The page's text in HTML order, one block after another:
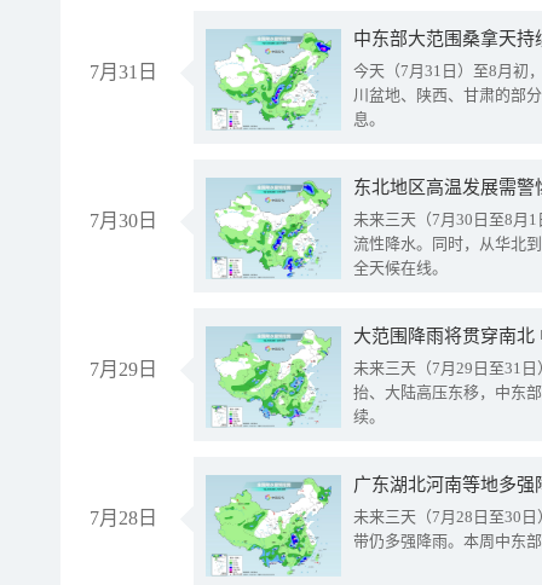
7月31日
中东部大范围桑拿天
今天（7月31日）至8月初
川盆地、陕西、甘肃的部
息。
7月30日
东北地区高温发展需
未来三天（7月30日至8月
流性降水。同时，从华北
全天候在线。
7月29日
大范围降雨将贯穿南
未来三天（7月29日至31
抬、大陆高压东移，中东
续。
7月28日
广东湖北河南等地多
未来三天（7月28日至30
带仍多强降雨。本周中东